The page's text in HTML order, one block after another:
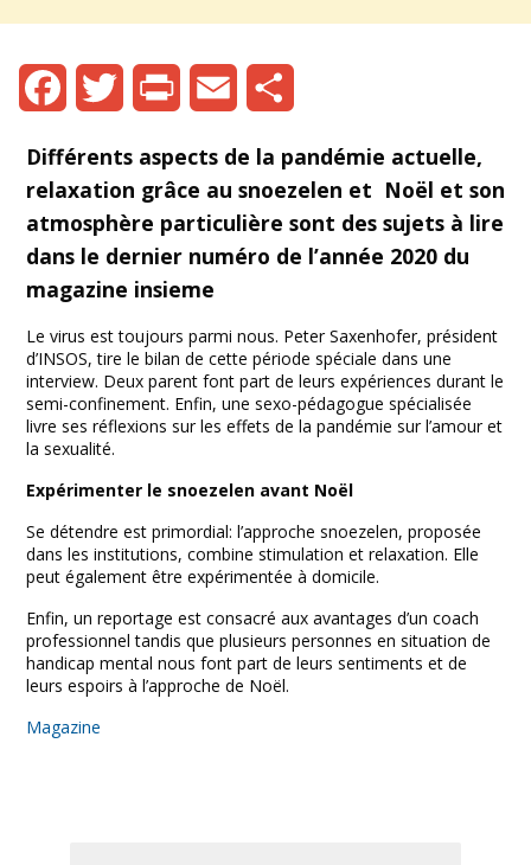
Différents aspects de la pandémie actuelle,
relaxation grâce au snoezelen et Noël et son
atmosphère particulière sont des sujets à lire
dans le dernier numéro de l’année 2020 du
magazine insieme
Le virus est toujours parmi nous. Peter Saxenhofer, président
d’INSOS, tire le bilan de cette période spéciale dans une
interview. Deux parent font part de leurs expériences durant le
semi-confinement. Enfin, une sexo-pédagogue spécialisée
livre ses réflexions sur les effets de la pandémie sur l’amour et
la sexualité.
Expérimenter le snoezelen avant Noël
Se détendre est primordial: l’approche snoezelen, proposée
dans les institutions, combine stimulation et relaxation. Elle
peut également être expérimentée à domicile.
Enfin, un reportage est consacré aux avantages d’un coach
professionnel tandis que plusieurs personnes en situation de
handicap mental nous font part de leurs sentiments et de
leurs espoirs à l’approche de Noël.
Magazine